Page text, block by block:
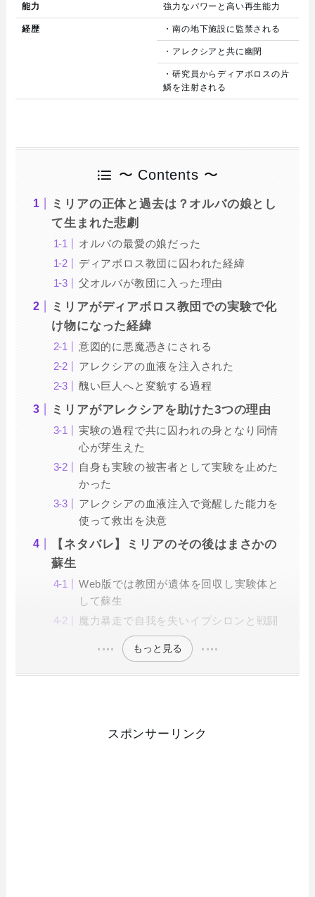
能力 強力なパワーと高い再生能力
経歴 ・南の地下施設に監禁される
・アレクシアと共に幽閉
・研究員からディアボロスの片
鱗を注射される
〜 Contents 〜
ミリアの正体と過去は？オルバの娘とし
て生まれた悲劇
オルバの最愛の娘だった
ディアボロス教団に囚われた経緯
父オルバが教団に入った理由
ミリアがディアボロス教団での実験で化
け物になった経緯
意図的に悪魔憑きにされる
アレクシアの血液を注入された
醜い巨人へと変貌する過程
ミリアがアレクシアを助けた3つの理由
実験の過程で共に囚われの身となり同情
心が芽生えた
自身も実験の被害者として実験を止めた
かった
アレクシアの血液注入で覚醒した能力を
使って救出を決意
【ネタバレ】ミリアのその後はまさかの
蘇生
Web版では教団が遺体を回収し実験体と
して蘇生
魔力暴走で自我を失いイプシロンと戦闘
もっと見る
スポンサーリンク